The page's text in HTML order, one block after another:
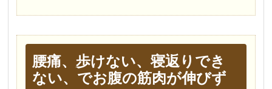
腰痛、歩けない、寝返りでき
ない、でお腹の筋肉が伸びず